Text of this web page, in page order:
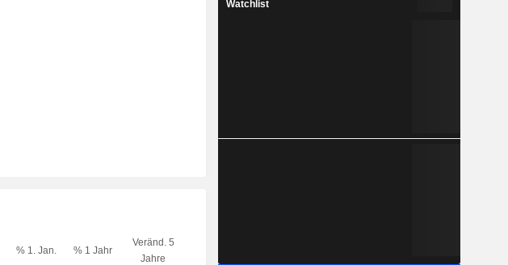
% 1. Jan. % 1 Jahr
Veränd. 5
Jahre
Watchlist